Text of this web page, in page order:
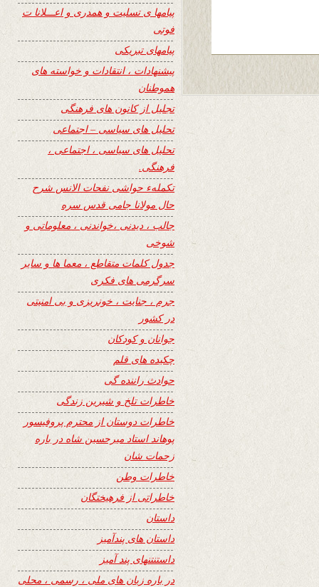
پیامها ی تسلیت و همدری و اعـــلانا ت
فوتی
پیامهای تبریکی
پیشنهادات ، انتقادات و خواسته های
هموطنان
تجلیل از کانون های فرهنگی
تحلیل های سیاسی – اجتماعی
تحلیل های سیاسی ، اجتماعی ،
فرهنگی.
تکملهء حواشی نفحات الانس شرح
حال مولانا جامی قدس سره
جالب ، دیدنی ،خواندنی ، معلوماتی و
شوخی
جدول کلمات متقاطع ، معما ها و سایر
سرگرمی های فکری
جرم ، جنایت ، خونریزی و بی امنیتی
در کشور
جوانان و کودکان
چکیده های قلم
حوادث راننده گی
خاطرات تلخ و شیرین زندگی
خاطرات دوستان از محترم پروفیسور
پوهاند استاد میرحسین شاه در باره
زحمات شان
خاطرات وطن
خاطراتی از فرهیختگان
داستان
داستان های پندآمیز
داستنتنهای پند آمیز
در باره زبان های ملی ، رسمی ، محلی